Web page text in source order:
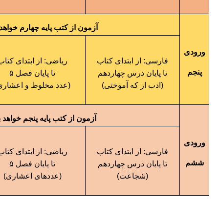
ورودی
پنجم
آزمون از کتب پایه چهارم
فارسی: از ابتدای کتاب
تا پایان درس چهاردهم
(ادب از که آموختی)
ریاضی: از ابتدای
تا پایان فصل ۵
(عدد مخلوط و اعشاری)
ورودی
ششم
آزمون از کتب پایه پنجم خواهد
فارسی: از ابتدای کتاب
تا پایان درس چهاردهم
(شجاعت)
ریاضی: از ابتدای
تا پایان فصل ۵
(عددهای اعشاری)